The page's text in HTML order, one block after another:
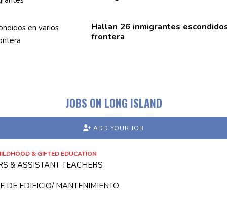
Hallan 26 inmigrantes
frontera
JOBS ON LONG ISLAND
ADD YOUR JOB
& GIFTED EDUCATION
& ASSISTANT TEACHERS
DE EDIFICIO/ MANTENIMIENTO